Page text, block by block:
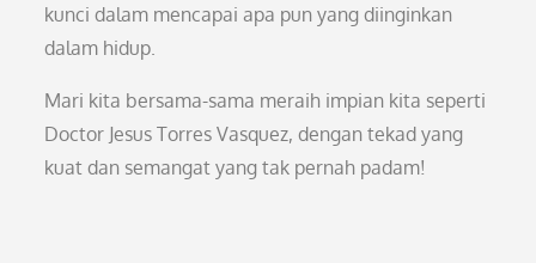
kunci dalam mencapai apa pun yang diinginkan
dalam hidup.
Mari kita bersama-sama meraih impian kita seperti
Doctor Jesus Torres Vasquez, dengan tekad yang
kuat dan semangat yang tak pernah padam!